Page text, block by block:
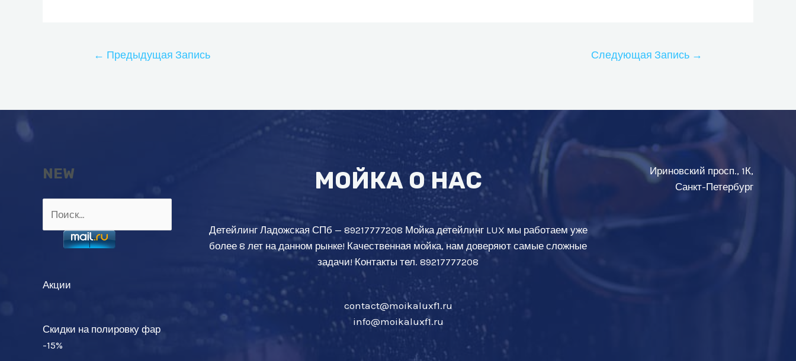
Навигация
← Предыдущая Запись Следующая Запись →
NEW
Акции
Скидки на полировку фар
-15%
МОЙКА О НАС
Детейлинг Ладожская СПб — 89217777208 Мойка детейлинг LUX мы работаем уже
более 8 лет на данном рынке! Качественная мойка, нам доверяют самые сложные
задачи! Контакты тел. 89217777208
contact@moikaluxf1.ru
info@moikaluxf1.ru
Ириновский просп., 1К,
Санкт-Петербург